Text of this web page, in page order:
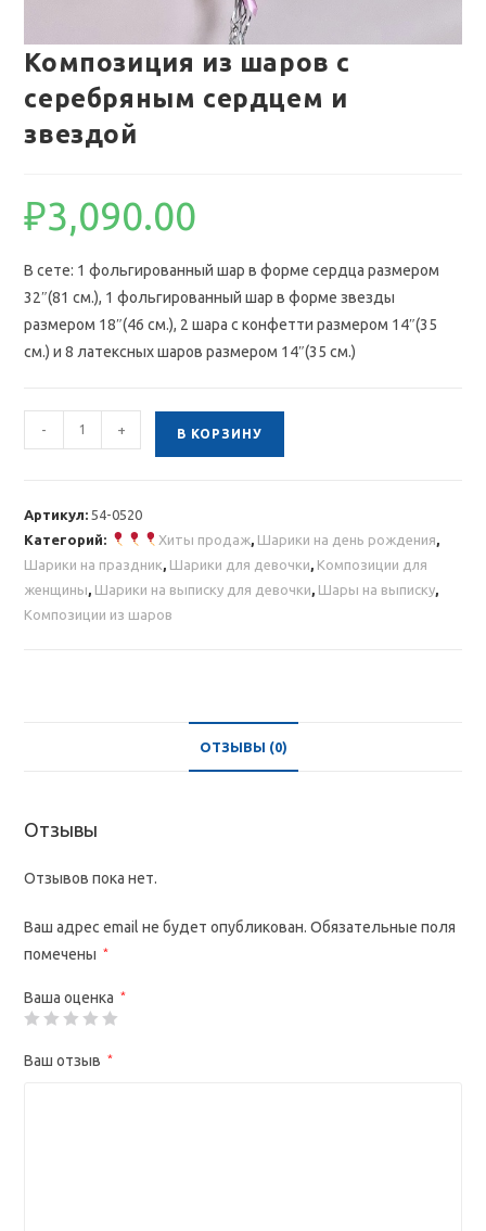
Композиция из шаров с
серебряным сердцем и
звездой
₽3,090.00
В сете: 1 фольгированный шар в форме сердца размером
32″(81 см.), 1 фольгированный шар в форме звезды
размером 18″(46 см.), 2 шара с конфетти размером 14″(35
см.) и 8 латексных шаров размером 14″(35 см.)
Количество
товара
с
серебряным
сердцем
- + В КОРЗИНУ
Артикул: 54-0520
Категорий:
Хиты продаж, Шарики на день рождения
Шарики на праздник Шарики для девочки Композиции для
женщины Шарики на выписку для девочки Шары на выписку
Композиции из шаров
ОТЗЫВЫ (0)
Отзывы
Отзывов пока нет.
Ваш адрес email не будет опубликован. Обязательные поля
помечены
*
Ваша оценка *
Ваш отзыв *